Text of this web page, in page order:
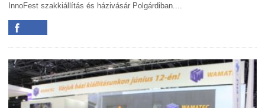
InnoFest szakkiállítás és házivásár Polgárdiban....